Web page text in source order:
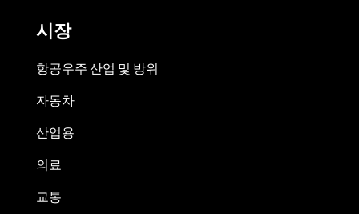
시장
항공우주 산업 및 방위
자동차
산업용
의료
교통